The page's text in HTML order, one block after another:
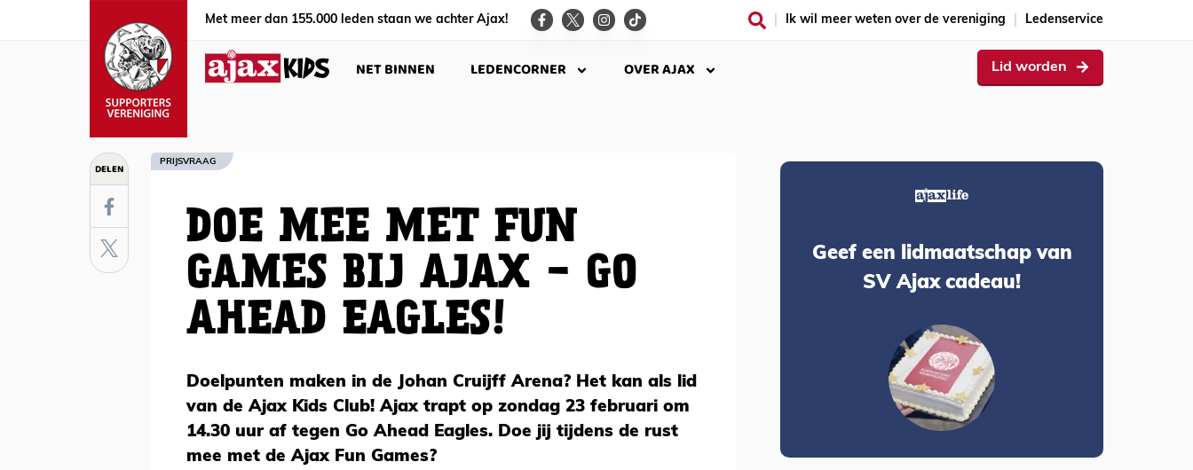
Met meer dan 155.000 leden staan we achter Ajax! Ik wil meer weten over de vereniging Ledenservice
NET BINNEN LEDENCORNER OVER AJAX Lid worden
DELEN PRIJSVRAAG
DOE MEE MET FUN
GAMES BIJ AJAX - GO
AHEAD EAGLES!
Doelpunten maken in de Johan Cruijff Arena? Het kan als lid
van de Ajax Kids Club! Ajax trapt op zondag 23 februari om
14.30 uur af tegen Go Ahead Eagles. Doe jij tijdens de rust
mee met de Ajax Fun Games?
Geef een lidmaatschap van
SV Ajax cadeau!